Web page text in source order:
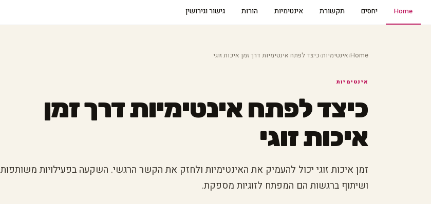
Home יחסים תקשורת אינטימיות הורות גישור וגירושין
Home
›אינטימיות›כיצד לפתח אינטימיות דרך זמן איכות זוגי
אינטימיות
כיצד לפתח אינטימיות דרך זמן
איכות זוגי
זמן איכות זוגי יכול להעמיק את האינטימיות ולחזק את הקשר הרגשי. השקעה בפעילויות משותפות
ושיתוף ברגשות הם המפתח לזוגיות מספקת.